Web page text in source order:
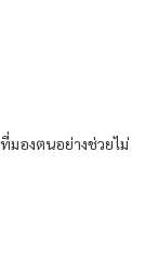
มองตนอย่างช่วยไม่